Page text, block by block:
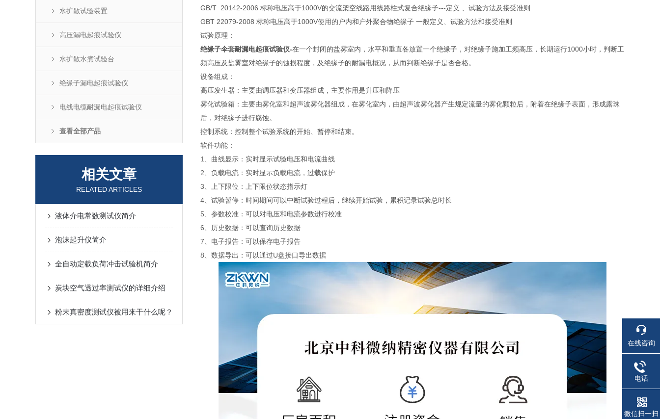
水扩散试验装置
高压漏电起痕试验仪
水扩散水煮试验台
绝缘子漏电起痕试验仪
电线电缆耐漏电起痕试验仪
查看全部产品
相关文章
RELATED ARTICLES
液体介电常数测试仪简介
泡沫起升仪简介
全自动定载负荷冲击试验机简介
炭块空气透过率测试仪的详细介绍
粉末真密度测试仪被用来干什么呢？
GB/T 20142-2006 标称电压高于1000V的交流架空线路用线路柱式复合绝缘子---定义 、试验方法及接受准则
GBT 22079-2008 标称电压高于1000V使用的户内和户外聚合物绝缘子 一般定义、试验方法和接受准则
试验原理：
绝缘子伞套耐漏电起痕试验仪-在一个封闭的盐雾室内，水平和垂直各放置一个绝缘子，对绝缘子施加工频高压，长期运行1000小时，判断工
频高压及盐雾室对绝缘子的蚀损程度，及绝缘子的耐漏电概况，从而判断绝缘子是否合格。
设备组成：
高压发生器：主要由调压器和变压器组成，主要作用是升压和降压
雾化试验箱：主要由雾化室和超声波雾化器组成，在雾化室内，由超声波雾化器产生规定流量的雾化颗粒后，附着在绝缘子表面，形成露珠
后，对绝缘子进行腐蚀。
控制系统：控制整个试验系统的开始、暂停和结束。
软件功能：
1、曲线显示：实时显示试验电压和电流曲线
2、负载电流：实时显示负载电流，过载保护
3、上下限位：上下限位状态指示灯
4、试验暂停：时间期间可以中断试验过程后，继续开始试验，累积记录试验总时长
5、参数校准：可以对电压和电流参数进行校准
6、历史数据：可以查询历史数据
7、电子报告：可以保存电子报告
8、数据导出：可以通过U盘接口导出数据
在线咨询
电话
微信扫一扫